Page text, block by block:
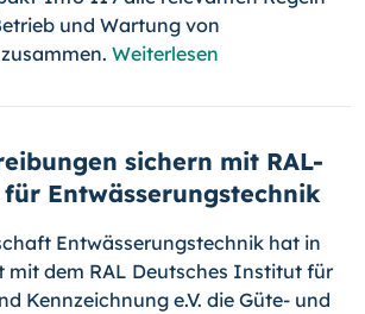
und Wartung von
Weiterlesen
sichern mit RAL-
Entwässerungstechnik
Entwässerungstechnik hat in
mit dem RAL Deutsches Institut für
Kennzeichnung e.V. die Güte- und